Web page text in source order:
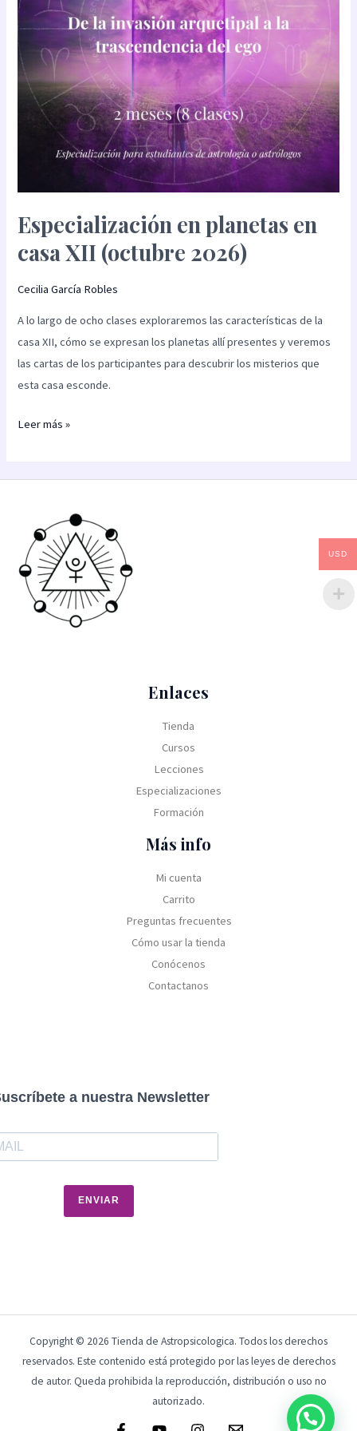
Especialización en planetas en
casa XII (octubre 2026)
Cecilia García Robles
A lo largo de ocho clases exploraremos las características de la
casa XII, cómo se expresan los planetas allí presentes y veremos
las cartas de los participantes para descubrir los misterios que
esta casa esconde.
(octubre
2026)
Leer más »
Enlaces
Tienda
Cursos
Lecciones
Especializaciones
Formación
Más info
Mi cuenta
Carrito
Preguntas frecuentes
Cómo usar la tienda
Conócenos
Contactanos
a nuestra Newsletter
ENVIAR
Copyright © 2026 Tienda de Astropsicologica. Todos los derechos
reservados. Este contenido está protegido por las leyes de derechos
de autor. Queda prohibida la reproducción, distribución o uso no
autorizado.
USD